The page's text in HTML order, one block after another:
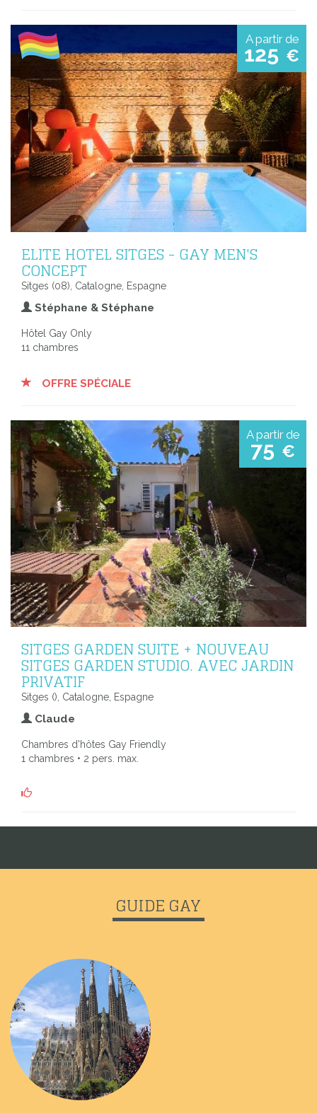
A partir de
125 €
ELITE HOTEL SITGES - GAY MEN'S
CONCEPT
Sitges (08), Catalogne, Espagne
Stéphane & Stéphane
Hôtel Gay Only
11 chambres
OFFRE SPÉCIALE
A partir de
75 €
SITGES GARDEN SUITE + NOUVEAU
SITGES GARDEN STUDIO. AVEC JARDIN
PRIVATIF
Sitges (), Catalogne, Espagne
Claude
Chambres d'hôtes Gay Friendly
1 chambres • 2 pers. max.
GUIDE GAY